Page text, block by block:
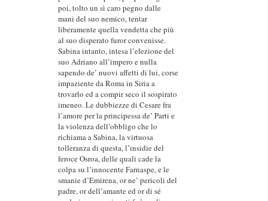
poi, tolto un sì caro pegno dalle
mani del suo nemico, tentar
liberamente quella vendetta che più
al suo disperato furor convenisse.
Sabina intanto, intesa l’elezione del
suo Adriano all’impero e nulla
sapendo de’ nuovi affetti di lui, corse
impaziente da Roma in Siria a
trovarlo ed a compir seco il sospirato
imeneo. Le dubbiezze di Cesare fra
l’amore per la principessa de’ Parti e
la violenza dell’obbligo che lo
richiama a Sabina, la virtuosa
tolleranza di questa, l’insidie del
feroce Osroa, delle quali cade la
colpa su l’innocente Farnaspe, e le
smanie d’Emirena, or ne’ pericoli del
padre, or dell’amante ed or di sé